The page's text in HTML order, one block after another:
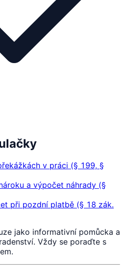
v práci (§ 199, §
a výpočet náhrady (§
při pozdní platbě (§ 18 zák.
jako informativní pomůcka a
Vždy se poraďte s